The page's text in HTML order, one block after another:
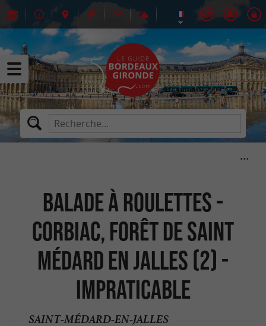
Balade à roulettes -
Corbiac, forêt de Saint
Médard en Jalles (2) -
Impraticable
SAINT-MÉDARD-EN-JALLES